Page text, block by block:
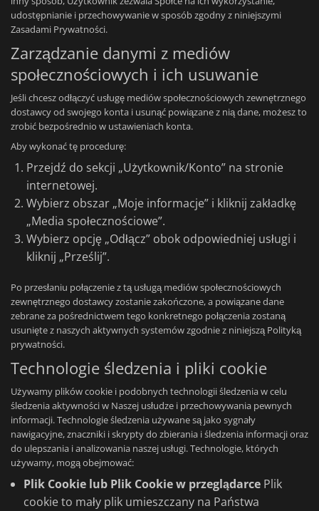
udostępnianie i przechowywanie w sposób zgodny z niniejszymi
Zasadami Prywatności.
Zarządzanie danymi z mediów
społecznościowych i ich usuwanie
Jeśli chcesz odłączyć usługę mediów społecznościowych zewnętrznego
dostawcy od swojego konta i usunąć powiązane z nią dane, możesz to
zrobić bezpośrednio w ustawieniach konta.
Aby wykonać tę procedurę:
Przejdź do sekcji „Użytkownik/Konto” na stronie
internetowej.
Wybierz obszar „Moje informacje” i kliknij zakładkę
„Media społecznościowe”.
Wybierz opcję „Odłącz” obok odpowiedniej usługi i
kliknij „Prześlij”.
Po przesłaniu połączenie z tą usługą mediów społecznościowych
zewnętrznego dostawcy zostanie zakończone, a powiązane dane
zebrane za pośrednictwem tego konkretnego połączenia zostaną
usunięte z naszych aktywnych systemów zgodnie z niniejszą Polityką
prywatności.
Technologie śledzenia i pliki cookie
Używamy plików cookie i podobnych technologii śledzenia w celu
śledzenia aktywności w Naszej usłudze i przechowywania pewnych
informacji. Technologie śledzenia używane są jako sygnały
nawigacyjne, znaczniki i skrypty do zbierania i śledzenia informacji oraz
do ulepszania i analizowania naszej usługi. Technologie, których
używamy, mogą obejmować:
Plik Cookie lub Plik Cookie w przeglądarce Plik
cookie to mały plik umieszczany na Państwa